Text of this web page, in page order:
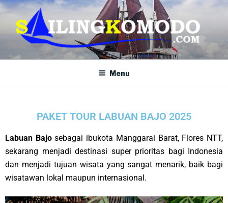
SAILING KOMODO
Paket Tour Sailing Komodo
Menu
PAKET TOUR LABUAN BAJO 2025
Labuan Bajosebagai ibukota Manggarai Barat, Flores NTT,
sekarang menjadi destinasi super prioritas bagi Indonesia
dan menjadi tujuan wisata yang sangat menarik, baik bagi
wisatawan lokal maupun internasional.